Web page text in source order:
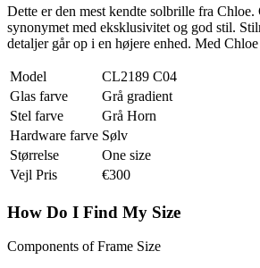
Dette er den mest kendte solbrille fra
synonymet med eksklusivitet og god stil.
detaljer går op i en højere enhed. Med
Model
CL2189 C04
Glas farve
Grå gradient
Stel farve
Grå Horn
Hardware farve Sølv
Størrelse
One size
Vejl Pris
€300
How Do I Find My Size
Components of Frame Size